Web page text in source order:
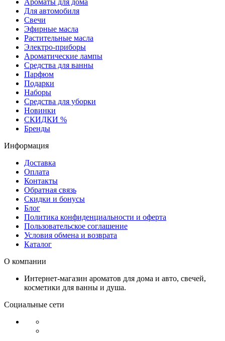
Ароматы для дома
Для автомобиля
Свечи
Эфирные масла
Растительные масла
Электро-приборы
Ароматические лампы
Средства для ванны
Парфюм
Подарки
Наборы
Средства для уборки
Новинки
СКИДКИ %
Бренды
Информация
Доставка
Оплата
Контакты
Обратная связь
Скидки и бонусы
Блог
Политика конфиденциальности и оферта
Пользовательское соглашение
Условия обмена и возврата
Каталог
О компании
Интернет-магазин ароматов для дома и авто, свечей,
косметики для ванны и душа.
Социальные сети